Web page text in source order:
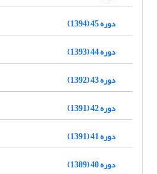
دوره 45 (1394)
دوره 44 (1393)
دوره 43 (1392)
دوره 42 (1391)
دوره 41 (1391)
دوره 40 (1389)